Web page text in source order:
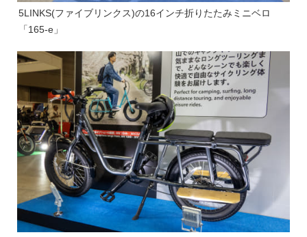
5LINKS(ファイブリンクス)の16インチ折りたたみミニベロ
「165-e」